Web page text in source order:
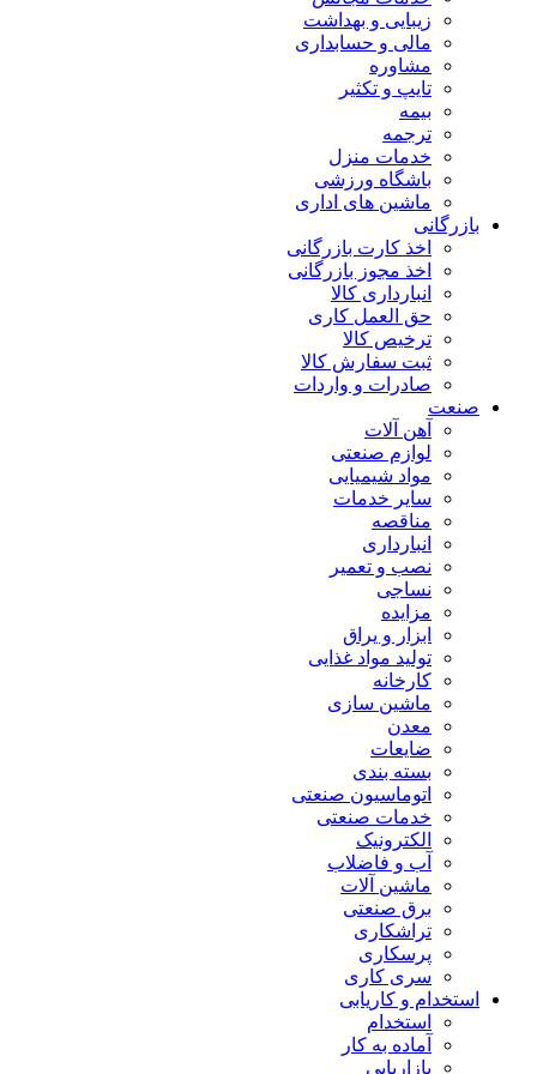
زیبایی و بهداشت
مالی و حسابداری
مشاوره
تایپ و تکثیر
بیمه
ترجمه
خدمات منزل
باشگاه ورزشی
ماشین های اداری
بازرگانی
اخذ کارت بازرگانی
اخذ مجوز بازرگانی
انبارداری کالا
حق العمل کاری
ترخیص کالا
ثبت سفارش کالا
صادرات و واردات
صنعت
آهن آلات
لوازم صنعتی
مواد شیمیایی
سایر خدمات
مناقصه
انبارداری
نصب و تعمیر
نساجی
مزایده
ابزار و یراق
تولید مواد غذایی
کارخانه
ماشین سازی
معدن
ضایعات
بسته بندی
اتوماسیون صنعتی
خدمات صنعتی
الکترونیک
آب و فاضلاب
ماشین آلات
برق صنعتی
تراشکاری
پرسکاری
سری کاری
استخدام و کاریابی
استخدام
آماده به کار
بازاریابی